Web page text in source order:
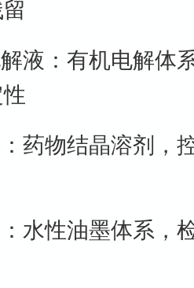
液：有机电解体
药物结晶溶剂，
水性油墨体系，